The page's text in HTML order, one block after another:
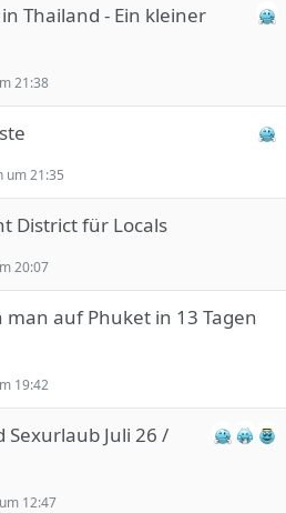
Thailand - Ein kleiner
21:38
um 21:35
District für Locals
20:07
man auf Phuket in 13 Tagen
19:42
Sexurlaub Juli 26 /
12:47